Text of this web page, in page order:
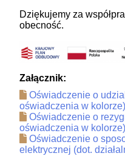
Dziękujemy za
obecność.
Załącznik:
Oświadczenie o
oświadczenia w kolorze)
Oświadczenie o
oświadczenia w kolorze)
Oświadczenie o
elektrycznej (dot.